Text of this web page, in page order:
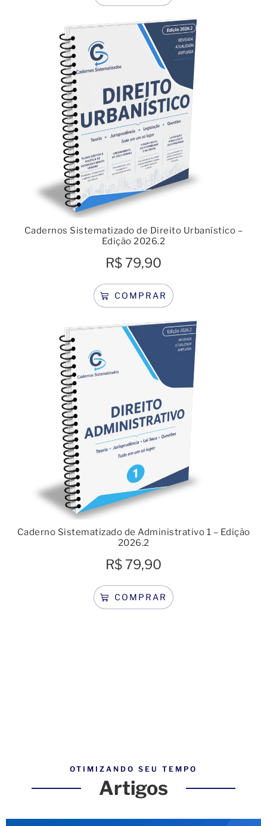
Cadernos Sistematizado de Direito Urbanístico –
Edição 2026.2
R$ 79,90
COMPRAR
Caderno Sistematizado de Administrativo 1 – Edição
2026.2
R$ 79,90
COMPRAR
OTIMIZANDO SEU TEMPO
Artigos